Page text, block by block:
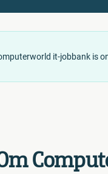
it-jobbank is